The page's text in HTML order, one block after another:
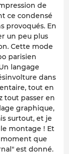
de
ce condensé
provoqués. En
un peu plus
Cette mode
parisien
langage
dans
tout en
tout passer en
graphique,
surtout, et je
montage ! Et
moment que
est donné.